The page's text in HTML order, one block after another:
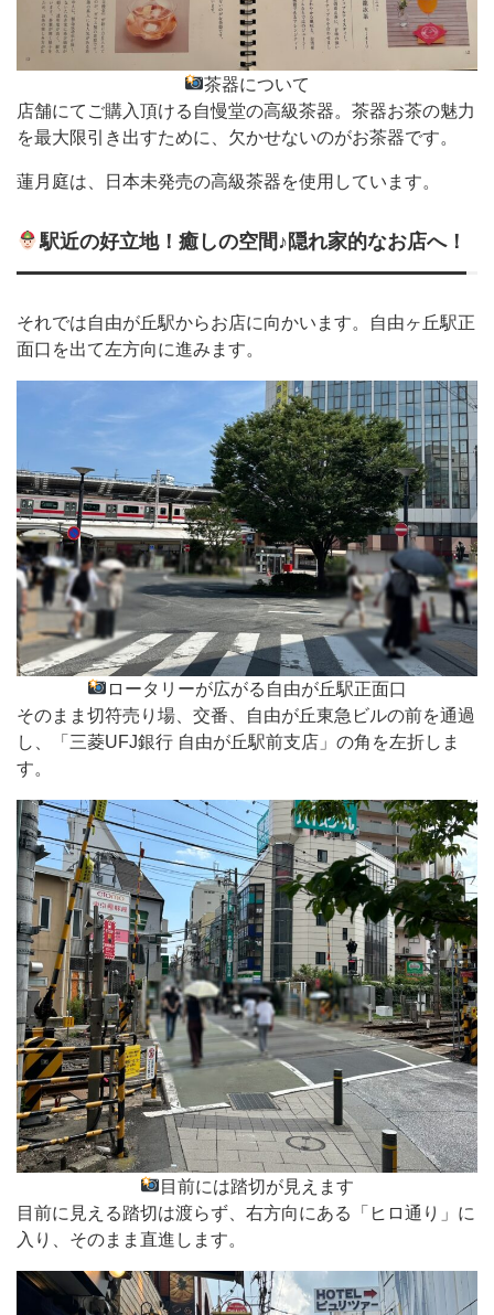
茶器について
店舗にてご購入頂ける自慢堂の高級茶器。茶器お茶の魅力
を最大限引き出すために、欠かせないのがお茶器です。
蓮月庭は、日本未発売の高級茶器を使用しています。
駅近の好立地！癒しの空間♪隠れ家的なお店へ！
それでは自由が丘駅からお店に向かいます。自由ヶ丘駅正
面口を出て左方向に進みます。
ロータリーが広がる自由が丘駅正面口
そのまま切符売り場、交番、自由が丘東急ビルの前を通過
し、「三菱UFJ銀行 自由が丘駅前支店」の角を左折しま
す。
目前には踏切が見えます
目前に見える踏切は渡らず、右方向にある「ヒロ通り」に
入り、そのまま直進します。